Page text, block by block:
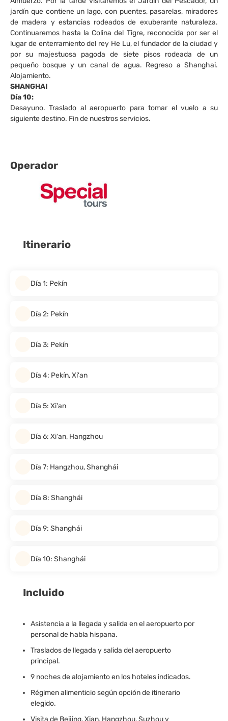
jardín que contiene un lago, con puentes, pasarelas, miradores
de madera y estancias rodeados de exuberante naturaleza.
Continuaremos hasta la Colina del Tigre, reconocida por ser el
lugar de enterramiento del rey He Lu, el fundador de la ciudad y
por su majestuosa pagoda de siete pisos rodeada de un
pequeño bosque y un canal de agua. Regreso a Shanghai.
Alojamiento.
SHANGHAI
Día 10:
Desayuno. Traslado al aeropuerto para tomar el vuelo a su
siguiente destino. Fin de nuestros servicios.
Operador
Itinerario
Día 1: Pekín
Día 2: Pekín
Día 3: Pekín
Día 4: Pekín, Xi'an
Día 5: Xi'an
Día 6: Xi'an, Hangzhou
Día 7: Hangzhou, Shanghái
Día 8: Shanghái
Día 9: Shanghái
Día 10: Shanghái
Incluido
Asistencia a la llegada y salida en el aeropuerto por
personal de habla hispana.
Traslados de llegada y salida del aeropuerto
principal.
9 noches de alojamiento en los hoteles indicados.
Régimen alimenticio según opción de itinerario
elegido.